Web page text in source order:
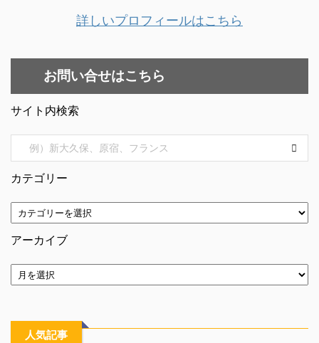
詳しいプロフィールはこちら
お問い合せはこちら
サイト内検索
カテゴリー
アーカイブ
人気記事